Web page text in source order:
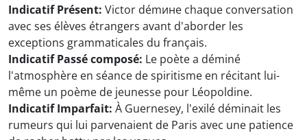
Indicatif Présent: Victor démине chaque conversation
avec ses élèves étrangers avant d'aborder les
exceptions grammaticales du français.
Indicatif Passé composé: Le poète a déminé
l'atmosphère en séance de spiritisme en récitant lui-
même un poème de jeunesse pour Léopoldine.
Indicatif Imparfait: À Guernesey, l'exilé déminait les
rumeurs qui lui parvenaient de Paris avec une patience